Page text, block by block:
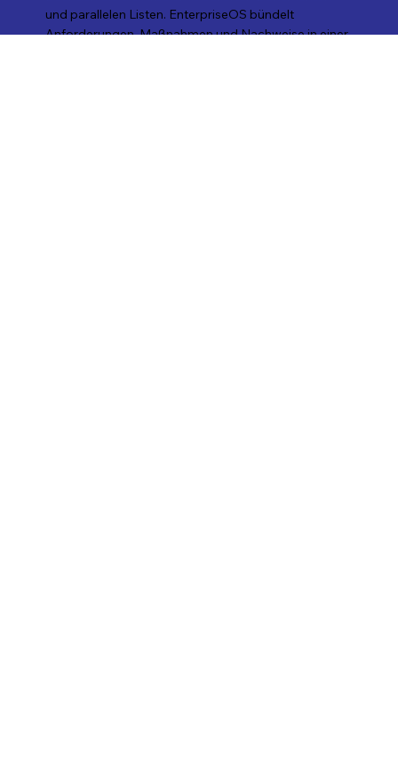
und parallelen Listen. EnterpriseOS bündelt
Anforderungen, Maßnahmen und Nachweise in einer